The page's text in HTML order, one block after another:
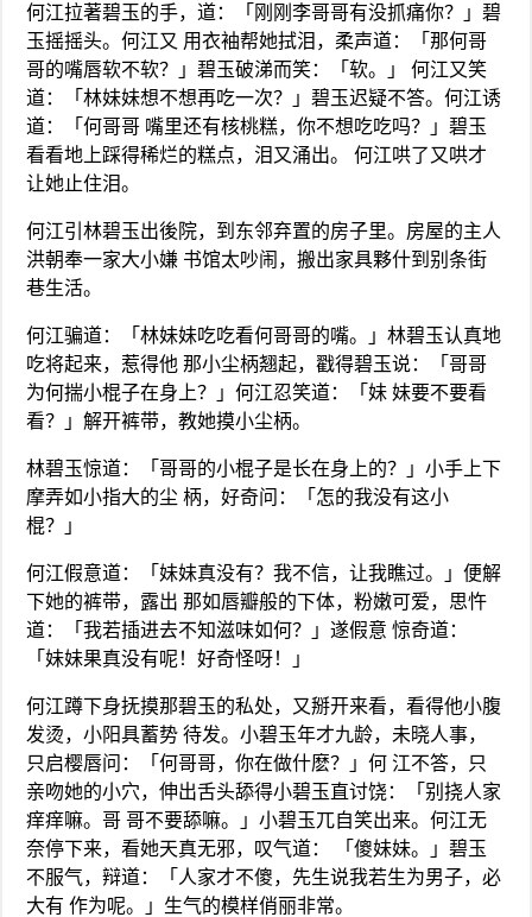
何江拉著碧玉的手，道：「刚刚李哥哥有没抓痛你？」碧
玉摇摇头。何江又 用衣袖帮她拭泪，柔声道：「那何哥
哥的嘴唇软不软？」碧玉破涕而笑：「软。」 何江又笑
道：「林妹妹想不想再吃一次？」碧玉迟疑不答。何江诱
道：「何哥哥 嘴里还有核桃糕，你不想吃吃吗？」碧玉
看看地上踩得稀烂的糕点，泪又涌出。 何江哄了又哄才
让她止住泪。
何江引林碧玉出後院，到东邻弃置的房子里。房屋的主人
洪朝奉一家大小嫌 书馆太吵闹，搬出家具夥什到别条街
巷生活。
何江骗道：「林妹妹吃吃看何哥哥的嘴。」林碧玉认真地
吃将起来，惹得他 那小尘柄翘起，戳得碧玉说：「哥哥
为何揣小棍子在身上？」何江忍笑道：「妹 妹要不要看
看？」解开裤带，教她摸小尘柄。
林碧玉惊道：「哥哥的小棍子是长在身上的？」小手上下
摩弄如小指大的尘 柄，好奇问：「怎的我没有这小
棍？」
何江假意道：「妹妹真没有？我不信，让我瞧过。」便解
下她的裤带，露出 那如唇瓣般的下体，粉嫩可爱，思忤
道：「我若插进去不知滋味如何？」遂假意 惊奇道：
「妹妹果真没有呢！好奇怪呀！」
何江蹲下身抚摸那碧玉的私处，又掰开来看，看得他小腹
发烫，小阳具蓄势 待发。小碧玉年才九龄，未晓人事，
只启樱唇问：「何哥哥，你在做什麽？」何 江不答，只
亲吻她的小穴，伸出舌头舔得小碧玉直讨饶：「别挠人家
痒痒嘛。哥 哥不要舔嘛。」小碧玉兀自笑出来。何江无
奈停下来，看她天真无邪，叹气道： 「傻妹妹。」碧玉
不服气，辩道：「人家才不傻，先生说我若生为男子，必
大有 作为呢。」生气的模样俏丽非常。